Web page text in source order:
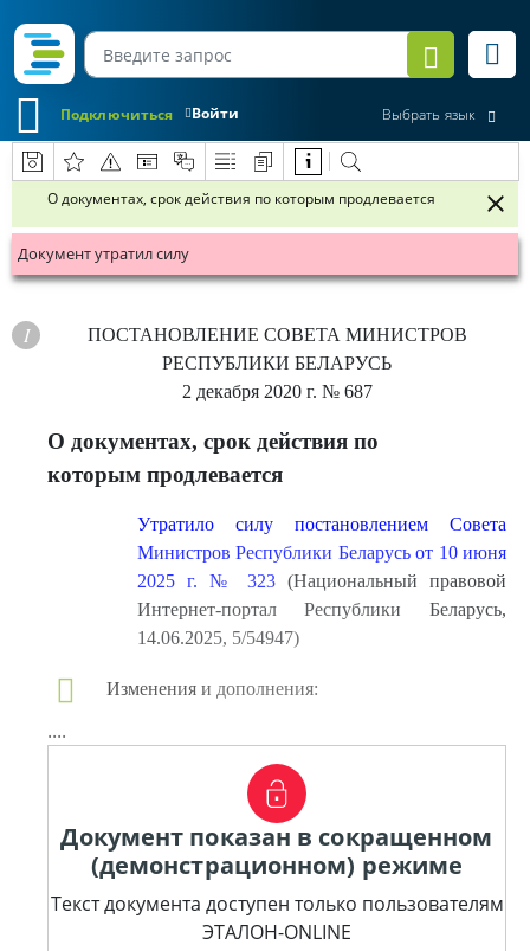
Войти
Подключиться Выбрать язык
О документах, срок действия по которым продлевается
Документ утратил силу
ПОСТАНОВЛЕНИЕ СОВЕТА МИНИСТРОВ
РЕСПУБЛИКИ БЕЛАРУСЬ
2 декабря 2020 г. № 687
О документах, срок действия по
которым продлевается
Утратило силу постановлением Совета
Министров Республики Беларусь от 10 июня
2025 г. № 323 (Национальный правовой
Интернет-портал Республики Беларусь,
14.06.2025, 5/54947)
Изменения и дополнения:
....
Документ показан в сокращенном
(демонстрационном) режиме
Текст документа доступен только пользователям
ЭТАЛОН-ONLINE